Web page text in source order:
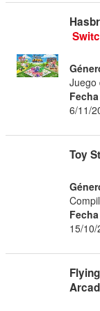
Juego
6/11/
Toy
15/10/